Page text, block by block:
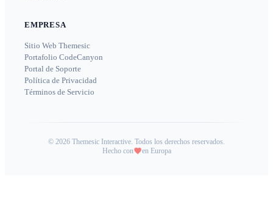
EMPRESA
Sitio Web Themesic
Portafolio CodeCanyon
Portal de Soporte
Política de Privacidad
Términos de Servicio
© 2026 Themesic Interactive. Todos los derechos reservados.
Hecho con
en Europa